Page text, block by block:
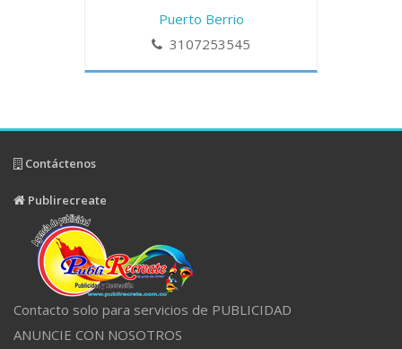
Puerto Berrio
3107253545
Contáctenos
Publirecreate
Contacto solo para servicios de PUBLICIDAD
ANUNCIE CON NOSOTROS